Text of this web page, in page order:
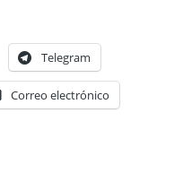
Telegram
Correo electrónico